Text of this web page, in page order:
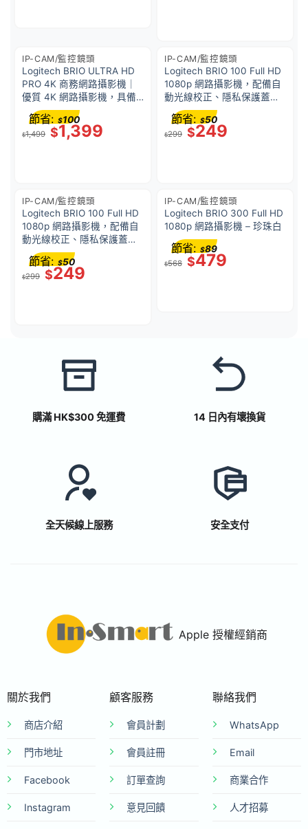
IP-CAM/監控鏡頭
Logitech BRIO ULTRA HD
PRO 4K 商務網路攝影機｜
優質 4K 網路攝影機，具備
HDR 並 支援 Windows®
Hello
$1,499 $1,399
節省: $100
IP-CAM/監控鏡頭
Logitech BRIO 100 Full HD
1080p 網路攝影機，配備自
動光線校正、隱私保護蓋、
以及內建麥克風 – 石墨灰
$299 $249
節省: $50
IP-CAM/監控鏡頭
Logitech BRIO 100 Full HD
1080p 網路攝影機，配備自
動光線校正、隱私保護蓋、
以及內建麥克風 – 玫瑰
$299 $249
節省: $50
IP-CAM/監控鏡頭
Logitech BRIO 300 Full HD
1080p 網路攝影機 – 珍珠白
$568 $479
節省: $89
購滿 HK$300 免運費 14 日內有壞換貨
全天候線上服務 安全支付
Apple 授權經銷商
關於我們
商店介紹
門市地址
Facebook
Instagram
顧客服務
會員計劃
會員註冊
訂單查詢
意見回饋
聯絡我們
WhatsApp
Email
商業合作
人才招募